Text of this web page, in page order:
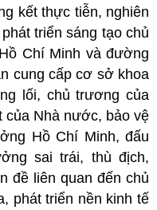
kết thực tiễn, nghiên
triển sáng tạo chủ
Chí Minh và đường
cung cấp cơ sở khoa
lối, chủ trương của
của Nhà nước, bảo vệ
Hồ Chí Minh, đấu
sai trái, thù địch,
đề liên quan đến chủ
phát triển nền kinh tế